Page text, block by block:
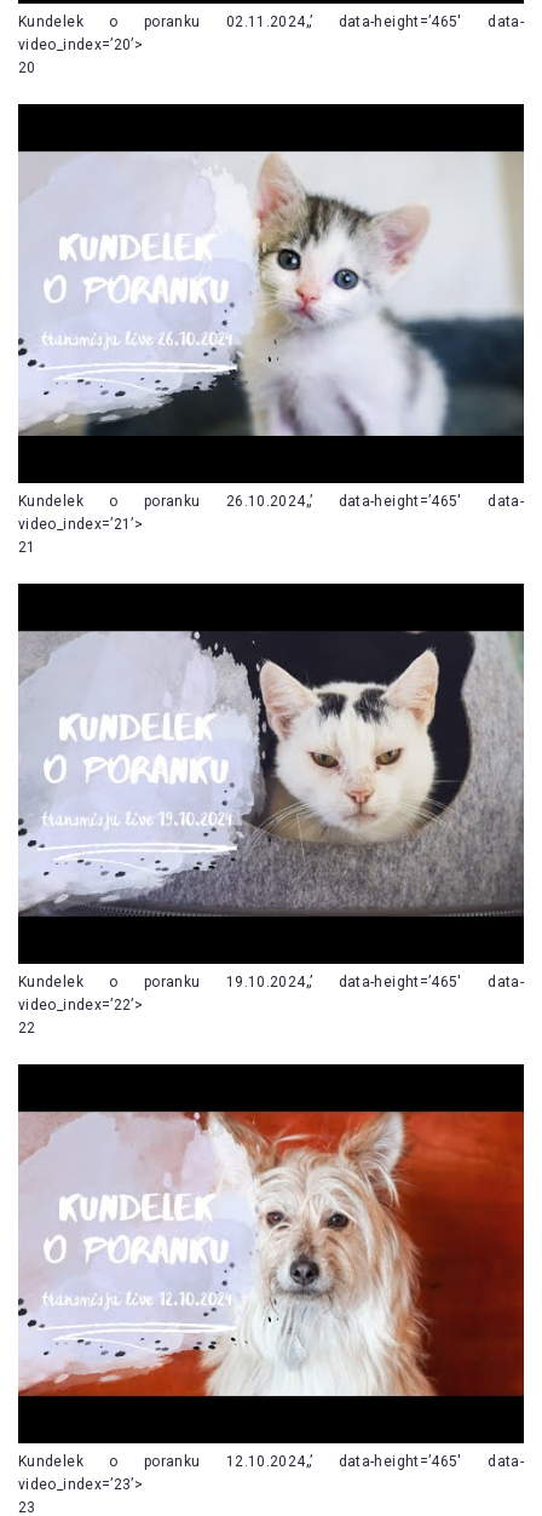
Kundelek o poranku 02.11.2024„’ data-height=’465′ data-
video_index=’20’>
20
Kundelek o poranku 26.10.2024„’ data-height=’465′ data-
video_index=’21’>
21
Kundelek o poranku 19.10.2024„’ data-height=’465′ data-
video_index=’22’>
22
Kundelek o poranku 12.10.2024„’ data-height=’465′ data-
video_index=’23’>
23